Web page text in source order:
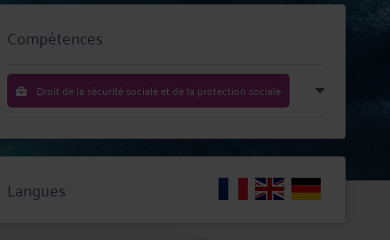
Compétences
Droit de la sécurité sociale et de la protection sociale
Langues